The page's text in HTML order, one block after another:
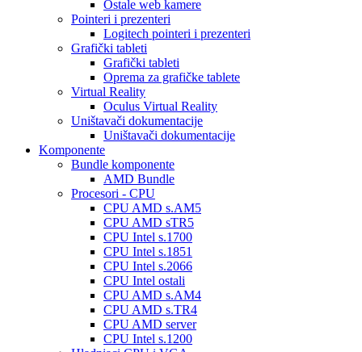
Ostale web kamere
Pointeri i prezenteri
Logitech pointeri i prezenteri
Grafički tableti
Grafički tableti
Oprema za grafičke tablete
Virtual Reality
Oculus Virtual Reality
Uništavači dokumentacije
Uništavači dokumentacije
Komponente
Bundle komponente
AMD Bundle
Procesori - CPU
CPU AMD s.AM5
CPU AMD sTR5
CPU Intel s.1700
CPU Intel s.1851
CPU Intel s.2066
CPU Intel ostali
CPU AMD s.AM4
CPU AMD s.TR4
CPU AMD server
CPU Intel s.1200